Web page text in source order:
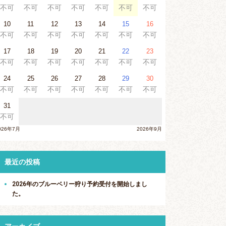
不可 不可 不可 不可 不可 不可 不可
10
不可
11
不可
12
不可
13
不可
14
不可
15
不可
16
不可
17
不可
18
不可
19
不可
20
不可
21
不可
22
不可
23
不可
24
不可
25
不可
26
不可
27
不可
28
不可
29
不可
30
不可
31
不可
年7月 2026年9月
最近の投稿
2026年のブルーベリー狩り予約受付を開始しまし
た。